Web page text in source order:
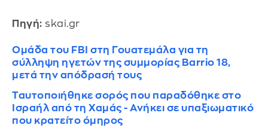
Πηγή: skai.gr
Ομάδα του FBI στη Γουατεμάλα για τη
σύλληψη ηγετών της συμμορίας Barrio 18,
μετά την απόδρασή τους
Ταυτοποιήθηκε σορός που παραδόθηκε στο
Ισραήλ από τη Χαμάς - Ανήκει σε υπαξιωματικό
που κρατείτο όμηρος